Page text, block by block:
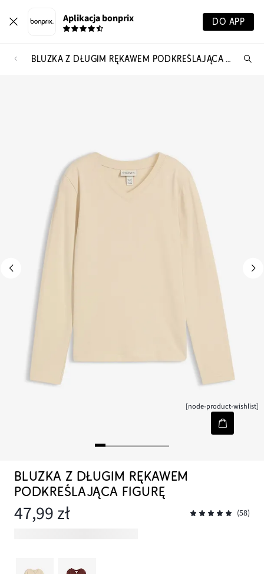
Aplikacja bonprix DO APP
BLUZKA Z DŁUGIM RĘKAWEM PODKREŚLAJĄCA FIGURĘ
[node-product-wishlist]
BLUZKA Z DŁUGIM RĘKAWEM
PODKREŚLAJĄCA FIGURĘ
47,99 zł (58)